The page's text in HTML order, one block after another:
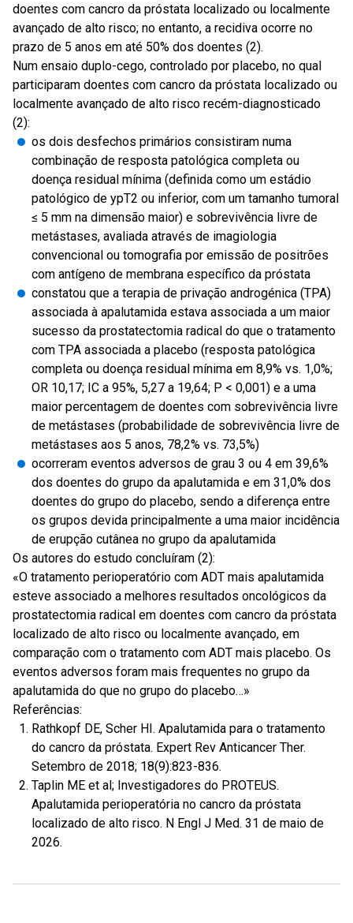
doentes com cancro da próstata localizado ou localmente
avançado de alto risco; no entanto, a recidiva ocorre no
prazo de 5 anos em até 50% dos doentes (2).
Num ensaio duplo-cego, controlado por placebo, no qual
participaram doentes com cancro da próstata localizado ou
localmente avançado de alto risco recém-diagnosticado
(2):
os dois desfechos primários consistiram numa
combinação de resposta patológica completa ou
doença residual mínima (definida como um estádio
patológico de ypT2 ou inferior, com um tamanho tumoral
≤ 5 mm na dimensão maior) e sobrevivência livre de
metástases, avaliada através de imagiologia
convencional ou tomografia por emissão de positrões
com antígeno de membrana específico da próstata
constatou que a terapia de privação androgénica (TPA)
associada à apalutamida estava associada a um maior
sucesso da prostatectomia radical do que o tratamento
com TPA associada a placebo (resposta patológica
completa ou doença residual mínima em 8,9% vs. 1,0%;
OR 10,17; IC a 95%, 5,27 a 19,64; P < 0,001) e a uma
maior percentagem de doentes com sobrevivência livre
de metástases (probabilidade de sobrevivência livre de
metástases aos 5 anos, 78,2% vs. 73,5%)
ocorreram eventos adversos de grau 3 ou 4 em 39,6%
dos doentes do grupo da apalutamida e em 31,0% dos
doentes do grupo do placebo, sendo a diferença entre
os grupos devida principalmente a uma maior incidência
de erupção cutânea no grupo da apalutamida
Os autores do estudo concluíram (2):
«O tratamento perioperatório com ADT mais apalutamida
esteve associado a melhores resultados oncológicos da
prostatectomia radical em doentes com cancro da próstata
localizado de alto risco ou localmente avançado, em
comparação com o tratamento com ADT mais placebo. Os
eventos adversos foram mais frequentes no grupo da
apalutamida do que no grupo do placebo…»
Referências:
Rathkopf DE, Scher HI. Apalutamida para o tratamento
do cancro da próstata. Expert Rev Anticancer Ther.
Setembro de 2018; 18(9):823-836.
Taplin ME et al; Investigadores do PROTEUS.
Apalutamida perioperatória no cancro da próstata
localizado de alto risco. N Engl J Med. 31 de maio de
2026.